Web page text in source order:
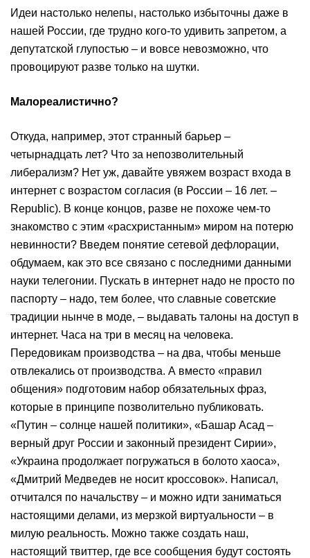
Идеи настолько нелепы, настолько избыточны даже в
нашей России, где трудно кого-то удивить запретом, а
депутатской глупостью – и вовсе невозможно, что
провоцируют разве только на шутки.
Малореалистично?
Откуда, например, этот странный ⁠барьер –
четырнадцать лет? Что ⁠за непозволительный
либерализм? Нет ⁠уж, давайте увяжем возраст входа в
интернет с возрастом ⁠согласия (в России – 16 лет. –
Republic). В конце концов, разве не ⁠похоже чем-то
знакомство с этим «расхристанным» миром на потерю
невинности? Введем понятие сетевой дефлорации,
обдумаем, как это все связано с последними данными
науки телегонии. Пускать в интернет надо не просто по
паспорту – надо, тем более, что славные советские
традиции нынче в моде, – выдавать талоны на доступ в
интернет. Часа на три в месяц на человека.
Передовикам производства – на два, чтобы меньше
отвлекались от производства. А вместо «правил
общения» подготовим набор обязательных фраз,
которые в принципе позволительно публиковать.
«Путин – солнце нашей политики», «Башар Асад –
верный друг России и законный президент Сирии»,
«Украина продолжает погружаться в болото хаоса»,
«Дмитрий Медведев не носит кроссовок». Написал,
отчитался по начальству – и можно идти заниматься
настоящими делами, из мерзкой виртуальности – в
милую реальность. Можно также создать наш,
настоящий твиттер, где все сообщения будут состоять